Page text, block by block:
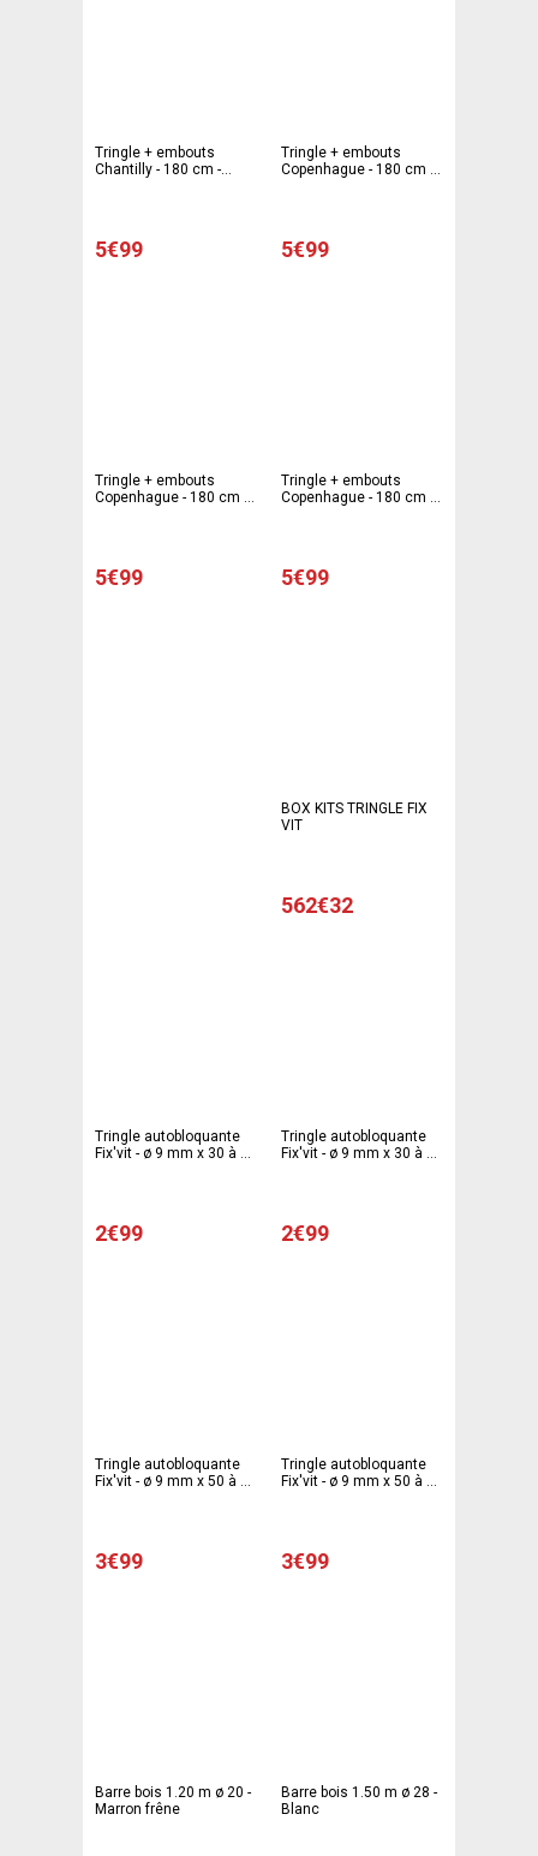
Tringle + embouts
Chantilly - 180 cm -
5€99
Tringle + embouts
Copenhague - 180 cm -
5€99
Tringle + embouts
Copenhague - 180 cm -
5€99
Tringle + embouts
Copenhague - 180 cm -
5€99
BOX KITS TRINGLE FIX
VIT
562€32
Tringle autobloquante
Fix'vit - ø 9 mm x 30 à 50
2€99
Tringle autobloquante
Fix'vit - ø 9 mm x 30 à 50
2€99
Tringle autobloquante
Fix'vit - ø 9 mm x 50 à 80
3€99
Tringle autobloquante
Fix'vit - ø 9 mm x 50 à 80
3€99
Barre bois 1.20 m ø 20 -
Marron frêne
Barre bois 1.50 m ø 28 -
Blanc